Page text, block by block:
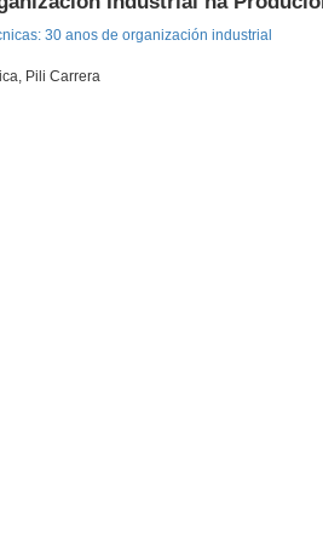
30 anos de organización industrial
Pili Carrera